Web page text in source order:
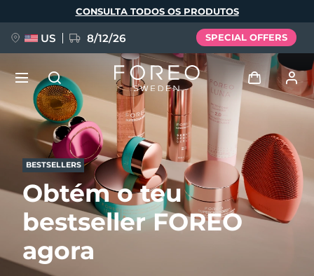
principal
BESTSELLERS
Obtém o teu
bestseller FOREO
agora
CONSULTA TODOS OS PRODUTOS
US 8/12/26 SPECIAL OFFERS
Entrar
Perfil de usuário
Meus aparelhos
NOVIDADE
FAQ™ Pure Beauty-Tech Elixir
BREAKING NEWS
Idioma
English Deutsch
Español
Français
Italiano
Português
Türkçe